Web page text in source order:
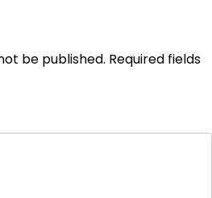
be published. Required fields